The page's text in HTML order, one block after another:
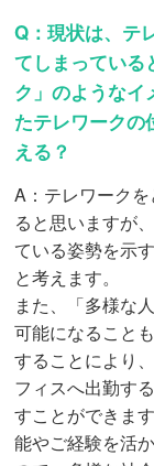
Q：現状は、テ
てしまっている
ク」のようなイ
たテレワークの
える？
A：テレワーク
ると思いますが
ている姿勢を示
と考えます。
また、「多様な
可能になること
することにより
フィスへ出勤す
すことができま
能やご経験を活